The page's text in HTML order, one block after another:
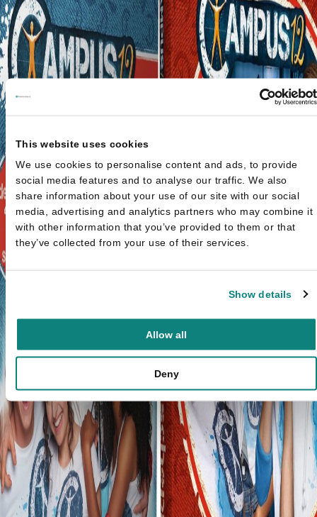
This website uses cookies
We use cookies to personalise content and ads, to provide
social media features and to analyse our traffic. We also
share information about your use of our site with our social
media, advertising and analytics partners who may combine it
with other information that you’ve provided to them or that
they’ve collected from your use of their services.
Show details
Allow all
Deny